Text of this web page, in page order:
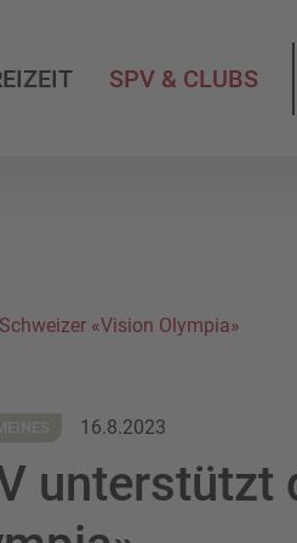
SPV & CLUBS
«Vision Olympia»
16.8.2023
unterstützt